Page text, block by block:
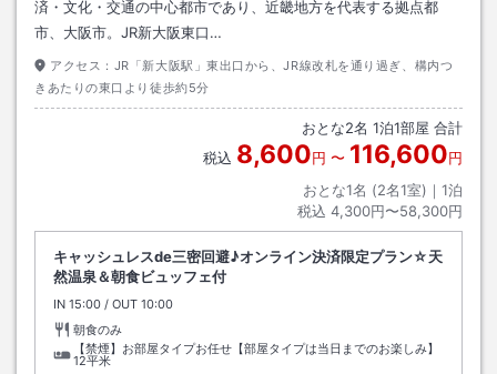
済・文化・交通の中心都市であり、近畿地方を代表する拠点都
市、大阪市。JR新大阪東口…
アクセス： JR「新大阪駅」東出口から、JR線改札を通り過ぎ、構内つ
きあたりの東口より徒歩約5分
おとな2名 1泊1部屋 合計
税込 8,600円 〜 116,600円
おとな1名 (2名1室)｜ 1泊
税込 4,300円〜58,300円
キャッシュレスde三密回避♪オンライン決済限定プラン☆天
然温泉＆朝食ビュッフェ付
IN チェックイン
15:00 / OUT チェックアウト
10:00
朝食のみ
【禁煙】お部屋タイプお任せ【部屋タイプは当日までのお楽しみ】
12平米